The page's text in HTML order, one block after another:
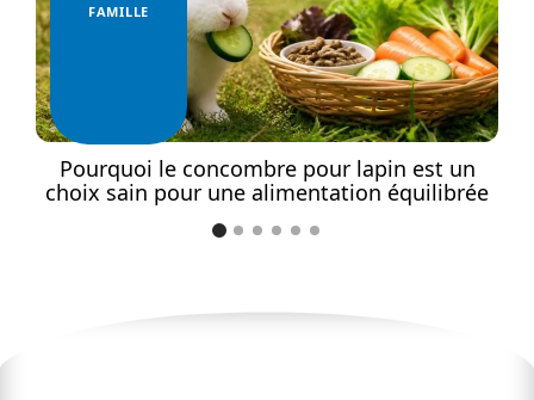
FAMILLE
Pourquoi le concombre pour lapin est un
choix sain pour une alimentation équilibrée